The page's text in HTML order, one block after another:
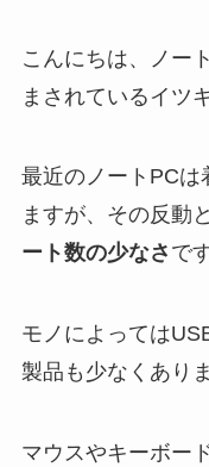
こんにちは、ノー
まされているイツ
最近のノートPCは
ますが、その反動
ート数の少なさ で
モノによっては
製品も少なくあり
マウスやキーボー